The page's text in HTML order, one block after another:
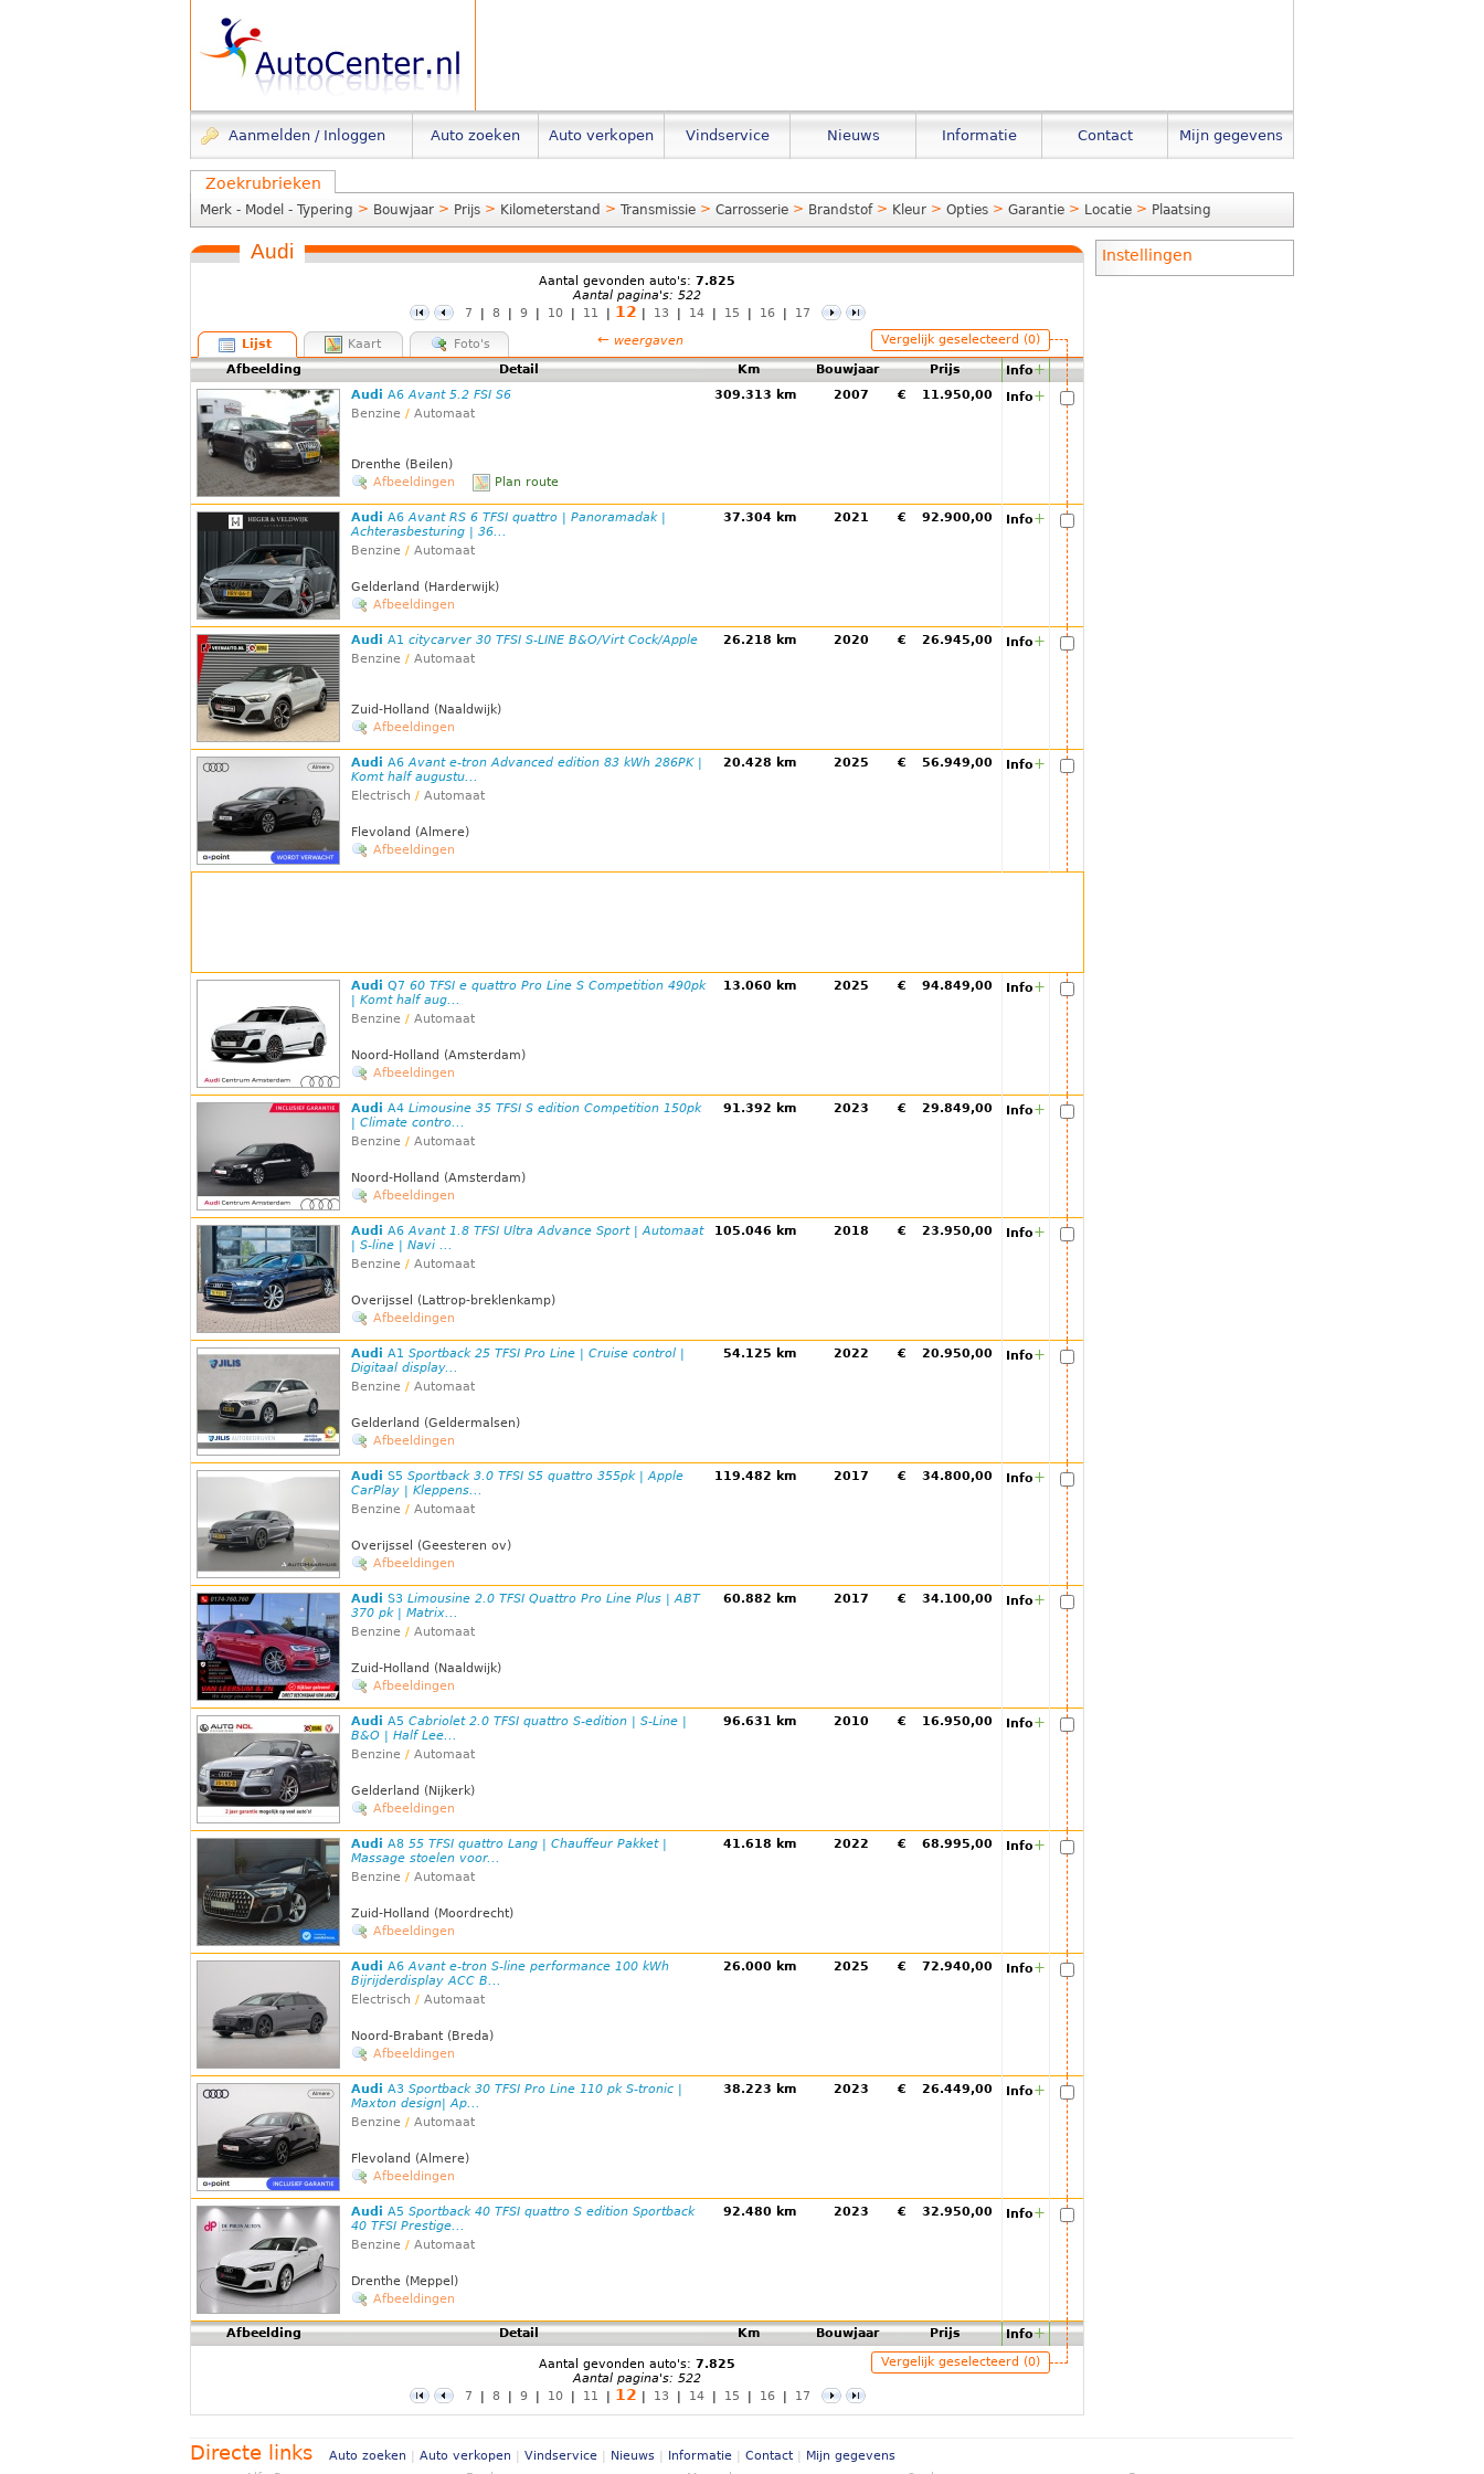
Aanmelden / Inloggen Auto zoeken Auto verkopen Vindservice Nieuws Informatie Contact Mijn gegevens
Zoekrubrieken
Merk - Model - Typering > Bouwjaar > Prijs > Kilometerstand > Transmissie > Carrosserie > Brandstof > Kleur > Opties > Garantie > Locatie > Plaatsing
Audi
Aantal gevonden auto's: 7.825
Aantal pagina's: 522
7
| 8 | 9 | 10 | 11 | 12 | 13 | 14 | 15 | 16 | 17
Lijst Kaart Foto's ← weergaven Vergelijk geselecteerd (0)
Afbeelding Detail Km Bouwjaar Prijs Info+
Audi A6 Avant 5.2 FSI S6
Benzine / Automaat
Drenthe (Beilen)
Afbeeldingen
Plan route
309.313 km 2007 € 11.950,00 Info+
Audi A6 Avant RS 6 TFSI quattro | Panoramadak |
Achterasbesturing | 36...
Benzine / Automaat
Gelderland (Harderwijk)
Afbeeldingen
37.304 km 2021 € 92.900,00 Info+
Audi A1 citycarver 30 TFSI S-LINE B&O/Virt Cock/Apple
Benzine / Automaat
Zuid-Holland (Naaldwijk)
Afbeeldingen
26.218 km 2020 € 26.945,00 Info+
Audi A6 Avant e-tron Advanced edition 83 kWh 286PK |
Komt half augustu...
Electrisch / Automaat
Flevoland (Almere)
Afbeeldingen
20.428 km 2025 € 56.949,00 Info+
Audi Q7 60 TFSI e quattro Pro Line S Competition 490pk
| Komt half aug...
Benzine / Automaat
Noord-Holland (Amsterdam)
Afbeeldingen
13.060 km 2025 € 94.849,00 Info+
Audi A4 Limousine 35 TFSI S edition Competition 150pk
| Climate contro...
Benzine / Automaat
Noord-Holland (Amsterdam)
Afbeeldingen
91.392 km 2023 € 29.849,00 Info+
Audi A6 Avant 1.8 TFSI Ultra Advance Sport | Automaat
| S-line | Navi ...
Benzine / Automaat
Overijssel (Lattrop-breklenkamp)
Afbeeldingen
105.046 km 2018 € 23.950,00 Info+
Audi A1 Sportback 25 TFSI Pro Line | Cruise control |
Digitaal display...
Benzine / Automaat
Gelderland (Geldermalsen)
Afbeeldingen
54.125 km 2022 € 20.950,00 Info+
Audi S5 Sportback 3.0 TFSI S5 quattro 355pk | Apple
CarPlay | Kleppens...
Benzine / Automaat
Overijssel (Geesteren ov)
Afbeeldingen
119.482 km 2017 € 34.800,00 Info+
Audi S3 Limousine 2.0 TFSI Quattro Pro Line Plus | ABT
370 pk | Matrix...
Benzine / Automaat
Zuid-Holland (Naaldwijk)
Afbeeldingen
60.882 km 2017 € 34.100,00 Info+
Audi A5 Cabriolet 2.0 TFSI quattro S-edition | S-Line |
B&O | Half Lee...
Benzine / Automaat
Gelderland (Nijkerk)
Afbeeldingen
96.631 km 2010 € 16.950,00 Info+
Audi A8 55 TFSI quattro Lang | Chauffeur Pakket |
Massage stoelen voor...
Benzine / Automaat
Zuid-Holland (Moordrecht)
Afbeeldingen
41.618 km 2022 € 68.995,00 Info+
Audi A6 Avant e-tron S-line performance 100 kWh
Bijrijderdisplay ACC B...
Electrisch / Automaat
Noord-Brabant (Breda)
Afbeeldingen
26.000 km 2025 € 72.940,00 Info+
Audi A3 Sportback 30 TFSI Pro Line 110 pk S-tronic |
Maxton design| Ap...
Benzine / Automaat
Flevoland (Almere)
Afbeeldingen
38.223 km 2023 € 26.449,00 Info+
Audi A5 Sportback 40 TFSI quattro S edition Sportback
40 TFSI Prestige...
Benzine / Automaat
Drenthe (Meppel)
Afbeeldingen
92.480 km 2023 € 32.950,00 Info+
Afbeelding Detail Km Bouwjaar Prijs Info+
Aantal gevonden auto's: 7.825
Aantal pagina's: 522
7
| 8 | 9 | 10 | 11 | 12 | 13 | 14 | 15 | 16 | 17
Vergelijk geselecteerd (0)
Instellingen
Directe links Auto zoeken | Auto verkopen | Vindservice | Nieuws | Informatie | Contact | Mijn gegevens